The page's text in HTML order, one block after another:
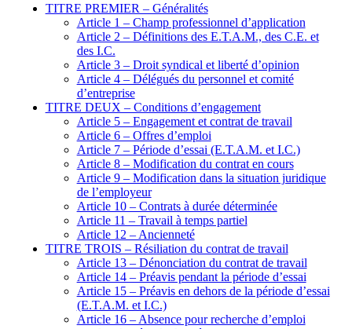
TITRE PREMIER – Généralités
Article 1 – Champ professionnel d’application
Article 2 – Définitions des E.T.A.M., des C.E. et
des I.C.
Article 3 – Droit syndical et liberté d’opinion
Article 4 – Délégués du personnel et comité
d’entreprise
TITRE DEUX – Conditions d’engagement
Article 5 – Engagement et contrat de travail
Article 6 – Offres d’emploi
Article 7 – Période d’essai (E.T.A.M. et I.C.)
Article 8 – Modification du contrat en cours
Article 9 – Modification dans la situation juridique
de l’employeur
Article 10 – Contrats à durée déterminée
Article 11 – Travail à temps partiel
Article 12 – Ancienneté
TITRE TROIS – Résiliation du contrat de travail
Article 13 – Dénonciation du contrat de travail
Article 14 – Préavis pendant la période d’essai
Article 15 – Préavis en dehors de la période d’essai
(E.T.A.M. et I.C.)
Article 16 – Absence pour recherche d’emploi